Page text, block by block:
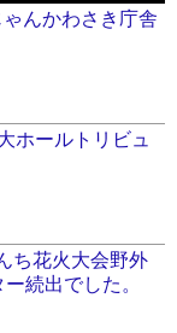
んかわさき庁舎
ホールトリビュ
ち花火大会野外
続出でした。